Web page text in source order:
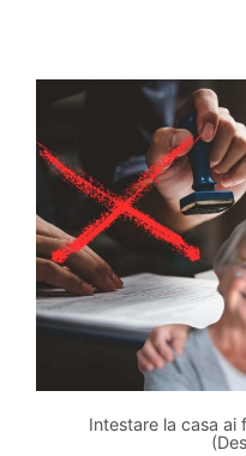
Intestare la casa ai